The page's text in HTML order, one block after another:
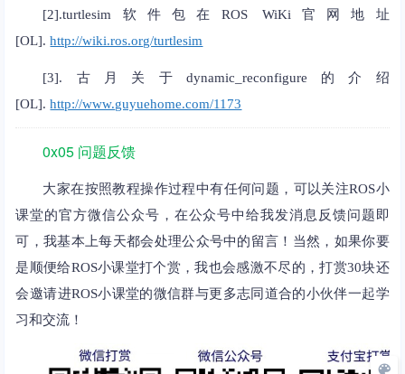
[2].turtlesim软件包在ROS WiKi官网地址
[OL].http://wiki.ros.org/turtlesim
[3].古月关于dynamic_reconfigure的介绍
[OL].http://www.guyuehome.com/1173
0x05 问题反馈
大家在按照教程操作过程中有任何问题，可以关注ROS小
课堂的官方微信公众号，在公众号中给我发消息反馈问题即
可，我基本上每天都会处理公众号中的留言！当然，如果你要
是顺便给ROS小课堂打个赏，我也会感激不尽的，打赏30块还
会邀请进ROS小课堂的微信群与更多志同道合的小伙伴一起学
习和交流！